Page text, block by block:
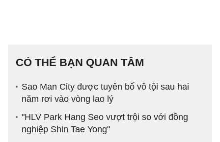
CÓ THỂ BẠN QUAN TÂM
Sao Man City được tuyên bố vô tội sau hai
năm rơi vào vòng lao lý
"HLV Park Hang Seo vượt trội so với đồng
nghiệp Shin Tae Yong"